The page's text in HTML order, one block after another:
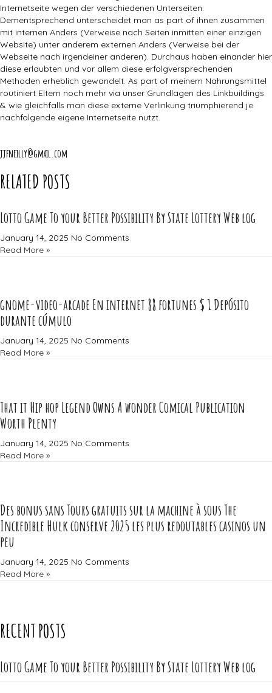
Internetseite wegen der verschiedenen Unterseiten.
Dementsprechend unterscheidet man as part of ihnen zusammen
mit internen Anders (Verweise nach Seiten inmitten einer einzigen
Website) unter anderem externen Anders (Verweise bei der
Webseite nach irgendeiner anderen). Durchaus haben einander hier
diese erlaubten und vor allem diese erfolgversprechenden
Methoden erheblich gewandelt. As part of meinem Nahrungsmittel
routiniert Eltern noch mehr via unser Grundlagen des Linkbuildings
& wie gleichfalls man diese externe Verlinkung triumphierend je
nachfolgende eigene Internetseite nutzt.
jjfneilly@gmail.com
RELATED POSTS
Lotto Game To your Better Possibility By State Lottery Web log
January 14, 2025 No Comments
Read More »
gnome-video-arcade En internet 88 fortunes $ 1 Depósito
durante cúmulo
January 14, 2025 No Comments
Read More »
That it Hip hop Legend Owns A wonder Comical Publication
Worth Plenty
January 14, 2025 No Comments
Read More »
Des bonus sans Tours gratuits sur la machine à sous The
Incredible Hulk conserve 2025 les plus redoutables casinos un
peu
January 14, 2025 No Comments
Read More »
RECENT POSTS
Lotto Game To your Better Possibility By State Lottery Web log